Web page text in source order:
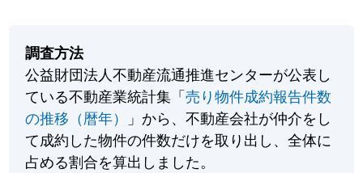
調査方法
公益財団法人不動産流通推進センターが公表し
ている不動産業統計集「売り物件成約報告件数
の推移（暦年）
」から、不動産会社が仲介をし
て成約した物件の件数だけを取り出し、全体に
占める割合を算出しました。